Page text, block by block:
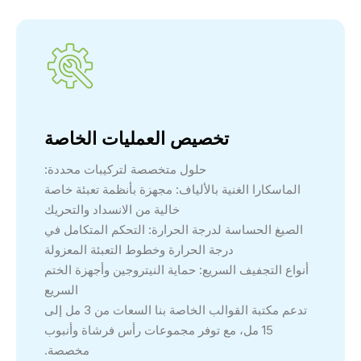
تخصيص العمليات الخاصة
حلول متخصصة لتركيبات محددة:
الماسكارا الغنية بالألياف: مجهزة بأنظمة تعبئة خاصة
خالية من الانسداد والتحريك
الصيغ الحساسة لدرجة الحرارة: التحكم المتكامل في
درجة الحرارة وخطوط التعبئة المعزولة
أنواع التجفيف السريع: حماية النيتروجين وأجهزة الختم
السريع
تدعم مكتبة القوالب الخاصة بنا السعات من 3 مل إلى
15 مل، مع توفر مجموعات رأس فرشاة وأنبوب
مخصصة.